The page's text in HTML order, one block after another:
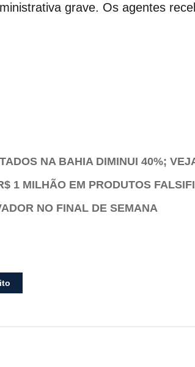
grave. Os agentes
NA BAHIA DIMINUI 40%;
1 MILHÃO EM PRODUTOS
NO FINAL DE SEMANA